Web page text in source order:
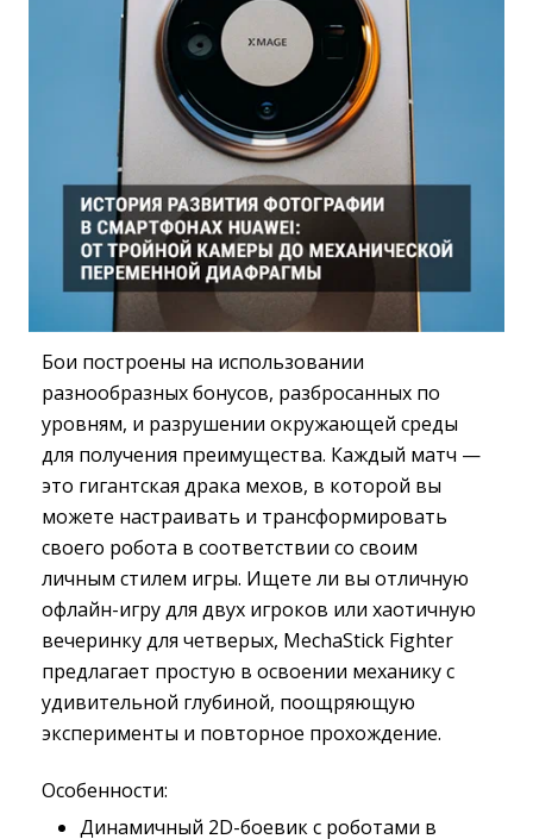
Бои построены на использовании
разнообразных бонусов, разбросанных по
уровням, и разрушении окружающей среды
для получения преимущества. Каждый матч —
это гигантская драка мехов, в которой вы
можете настраивать и трансформировать
своего робота в соответствии со своим
личным стилем игры. Ищете ли вы отличную
офлайн-игру для двух игроков или хаотичную
вечеринку для четверых, MechaStick Fighter
предлагает простую в освоении механику с
удивительной глубиной, поощряющую
эксперименты и повторное прохождение.
Особенности:
Динамичный 2D-боевик с роботами в